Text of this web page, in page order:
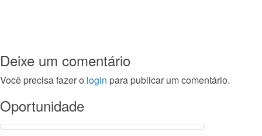
Deixe um comentário
Você precisa fazer o login para publicar um comentário.
Oportunidade